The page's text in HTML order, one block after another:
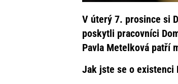
V úterý 7. prosince si
poskytli pracovníci
Pavla Metelková patří
Jak jste se o existenci